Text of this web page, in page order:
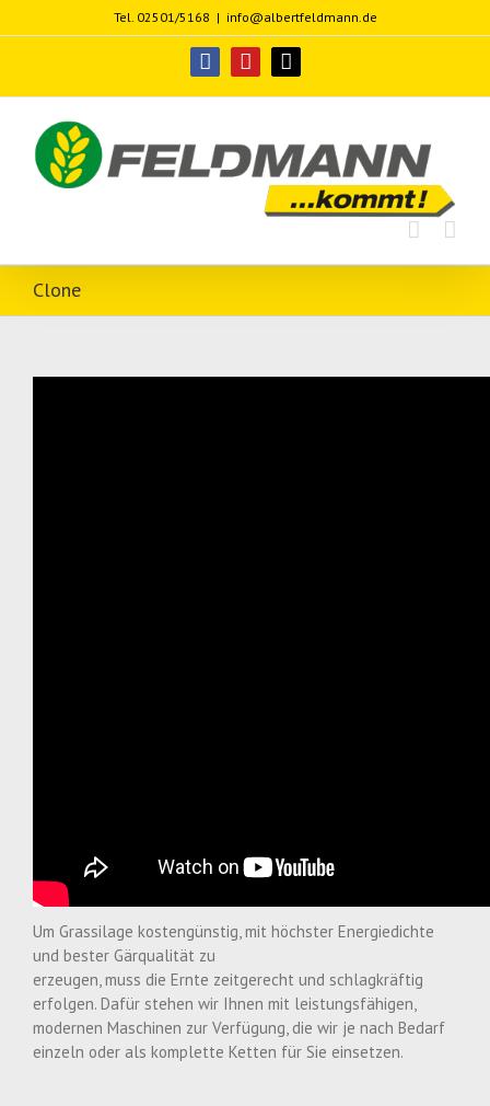
Inhalt
Tel. 02501/5168 | info@albertfeldmann.de
facebook
youtube
E-
Mail
Clone
Um Grassilage kostengünstig, mit höchster Energiedichte
und bester Gärqualität zu
erzeugen, muss die Ernte zeitgerecht und schlagkräftig
erfolgen. Dafür stehen wir Ihnen mit leistungsfähigen,
modernen Maschinen zur Verfügung, die wir je nach Bedarf
einzeln oder als komplette Ketten für Sie einsetzen.